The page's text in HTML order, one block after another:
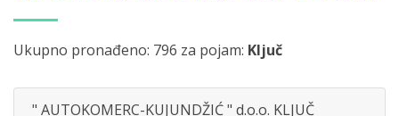
Ukupno pronađeno: 796 za pojam: Ključ
" AUTOKOMERC-KUJUNDŽIĆ " d.o.o. KLJUČ